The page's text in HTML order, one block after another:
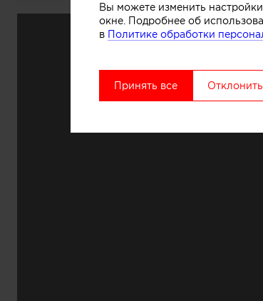
Вы можете изменить
окне. Подробнее об
в Политике обработки
Принять все